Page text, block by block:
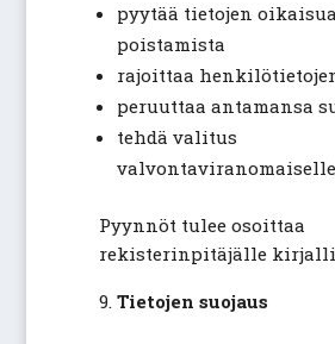
pyytää tietojen
poistamista
rajoittaa
peruuttaa antamansa
tehdä valitus
valvontaviranomaiselle
Pyynnöt tulee osoittaa
rekisterinpitäjälle
Tietojen suojaus